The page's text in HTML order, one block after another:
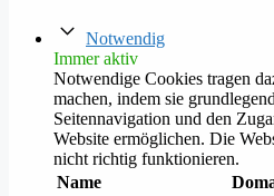
Notwendig
Immer aktiv
Notwendige Cookies tragen
machen, indem sie
Seitennavigation und den
Website ermöglichen. Die
nicht richtig funktionieren.
Name